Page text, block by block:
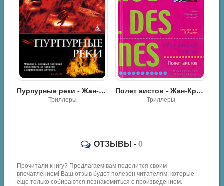
Полет аистов - Жан-Кристоф Гранже
Триллеры
Последняя охота - Жан-Кристоф Гранже
Триллеры
ОТЗЫВЫ - 0
Прочитали книгу? Предлагаем вам поделится своим
впечатлением! Ваш отзыв будет полезен читателям, которые
еще только собираются познакомиться с произведением.